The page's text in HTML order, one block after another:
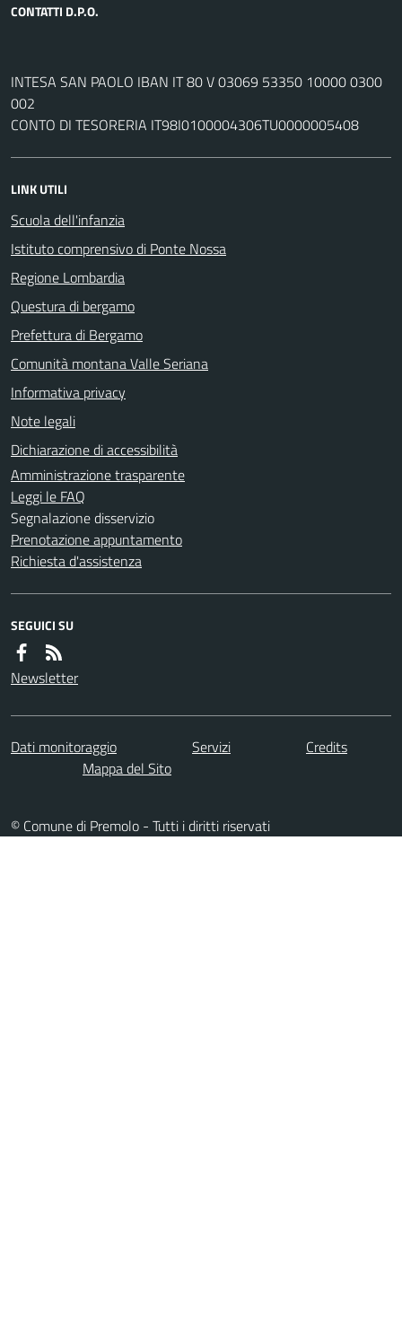
CONTATTI D.P.O.
INTESA SAN PAOLO IBAN IT 80 V 03069 53350 10000 0300
002
CONTO DI TESORERIA IT98I0100004306TU0000005408
LINK UTILI
Scuola dell'infanzia
Istituto comprensivo di Ponte Nossa
Regione Lombardia
Questura di bergamo
Prefettura di Bergamo
Comunità montana Valle Seriana
Informativa privacy
Note legali
Dichiarazione di accessibilità
Amministrazione trasparente
Leggi le FAQ
Segnalazione disservizio
Prenotazione appuntamento
Richiesta d'assistenza
SEGUICI SU
Newsletter
Dati monitoraggio Servizi
Credits
Mappa del Sito
© Comune di Premolo - Tutti i diritti riservati